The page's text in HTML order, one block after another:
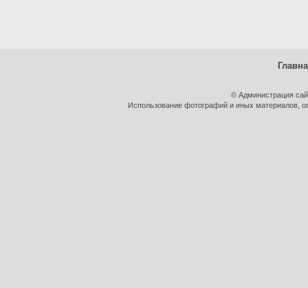
© Администрация
Использование фотографий и иных материалов,